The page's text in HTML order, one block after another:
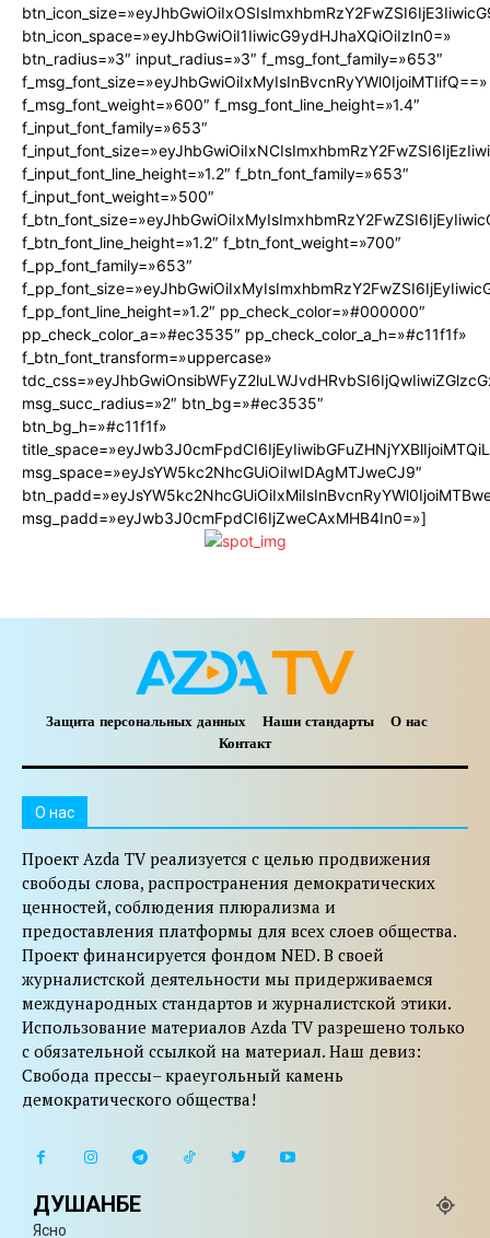
btn_icon_space=»eyJhbGwiOiI1IiwicG9ydHJhaXQiOiIzIn0=»
btn_radius=»3″ input_radius=»3″ f_msg_font_family=»653″
f_msg_font_size=»eyJhbGwiOiIxMyIsInBvcnRyYWl0IjoiMTIifQ==»
f_msg_font_weight=»600″ f_msg_font_line_height=»1.4″
f_input_font_family=»653″
f_input_font_line_height=»1.2″ f_btn_font_family=»653″
f_input_font_weight=»500″
f_btn_font_line_height=»1.2″ f_btn_font_weight=»700″
f_pp_font_family=»653″
f_pp_font_line_height=»1.2″ pp_check_color=»#000000″
pp_check_color_a=»#ec3535″ pp_check_color_a_h=»#c11f1f»
f_btn_font_transform=»uppercase»
msg_succ_radius=»2″ btn_bg=»#ec3535″
btn_bg_h=»#c11f1f»
msg_space=»eyJsYW5kc2NhcGUiOiIwIDAgMTJweCJ9″
msg_padd=»eyJwb3J0cmFpdCI6IjZweCAxMHB4In0=»]
Защита персональных данных Наши стандарты
О нас
Контакт
O нас
Проект Azda TV реализуется с целью продвижения
свободы слова, распространения демократических
ценностей, соблюдения плюрализма и
предоставления платформы для всех слоев общества.
Проект финансируется фондом NED. В своей
журналистской деятельности мы придерживаемся
международных стандартов и журналистской этики.
Использование материалов Azda TV разрешено только
с обязательной ссылкой на материал. Наш девиз:
Свобода прессы– краеугольный камень
демократического общества!
ДУШАНБЕ
Ясно